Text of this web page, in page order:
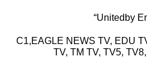
“Unitedby
C1,EAGLE NEWS TV, EDU
TV, TM TV, TV5,